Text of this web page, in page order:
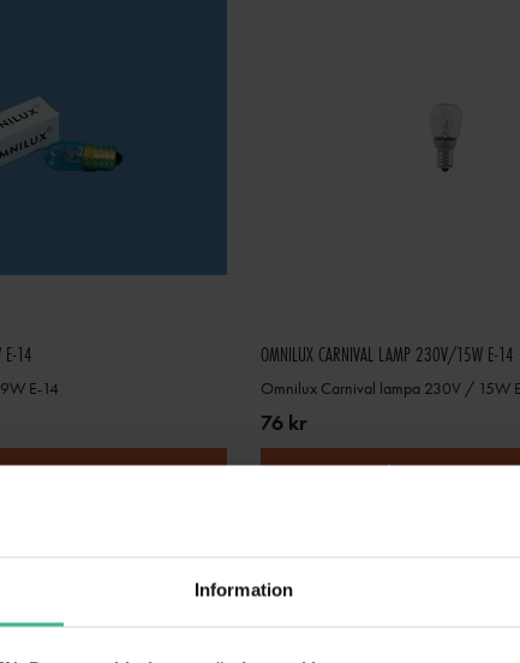
Information
14
E-14
PRODUKT
OMNILUX CARNIVAL LAMP 230V/15W E-
Omnilux Carnival lampa 230V / 15W
76 kr
GÅ TILL PRODUKT